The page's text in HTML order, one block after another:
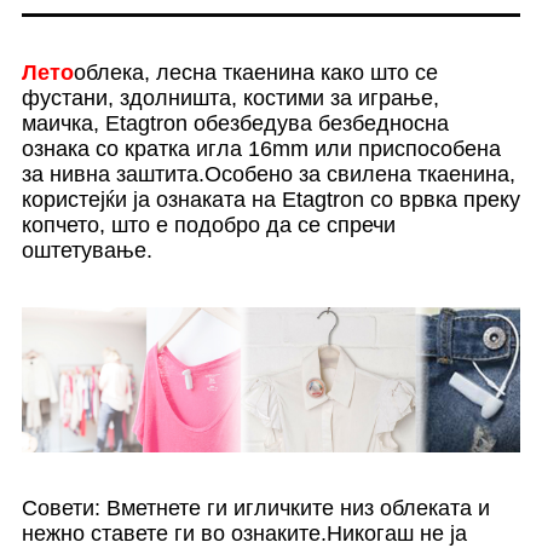
Летооблека, лесна ткаенина како што се
фустани, здолништа, костими за играње,
маичка, Etagtron обезбедува безбедносна
ознака со кратка игла 16mm или приспособена
за нивна заштита.Особено за свилена ткаенина,
користејќи ја ознаката на Etagtron со врвка преку
копчето, што е подобро да се спречи
оштетување.
Совети: Вметнете ги игличките низ облеката и
нежно ставете ги во ознаките.Никогаш не ја